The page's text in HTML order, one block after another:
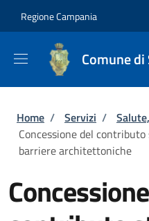
Regione Campania
Comune
Briciole di
Home / Servizi /
Concessione del
barriere architettoniche